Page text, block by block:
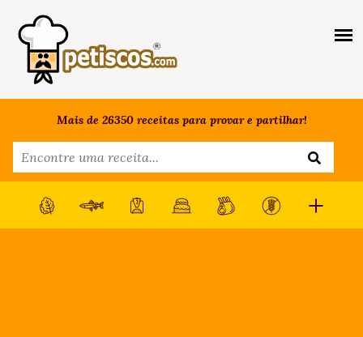
Mais de 26350 receitas para provar e partilhar!